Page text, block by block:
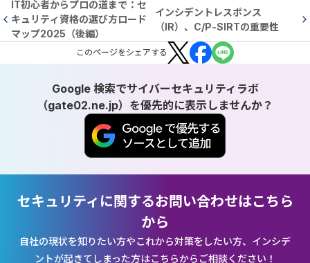
IT初心者からプロの道まで：セ
キュリティ資格の選び方ロード
マップ2025（後編）
インシデントレスポンス
（IR）、C/P-SIRTの重要性
このページをシェアする
Google 検索でサイバーセキュリティラボ
（gate02.ne.jp）を優先的に表示しませんか？
セキュリティに関するお問い合わせはこちら
から
自社の現状を知りたい方やこれから対策をしたい方、インシデ
ントが起きてしまった方はこちらからご相談ください！